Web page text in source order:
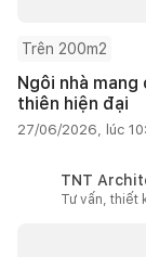
Trên 200m2
Ngôi nhà
thiên hiện đại
27/06/2026, lúc
TNT
Tư vấn, thiết